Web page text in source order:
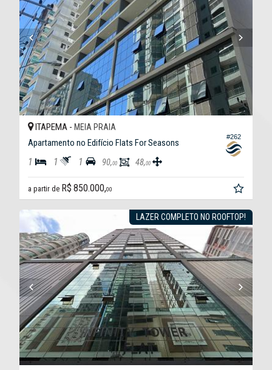
#262
ITAPEMA - MEIA PRAIA
Apartamento no Edifício Flats For Seasons
1 1 1 90,00 48,00
a partir de R$ 850.000,00
LAZER COMPLETO NO ROOFTOP!